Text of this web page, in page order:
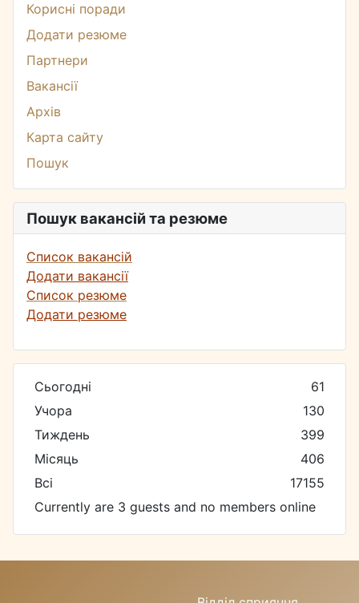
Корисні поради
Додати резюме
Партнери
Вакансії
Архів
Карта сайту
Пошук
Пошук вакансій та резюме
Список вакансій
Додати вакансії
Список резюме
Додати резюме
Сьогодні
61
Учора
130
Тиждень
399
Місяць
406
Всі
17155
Currently are 3 guests and no members online